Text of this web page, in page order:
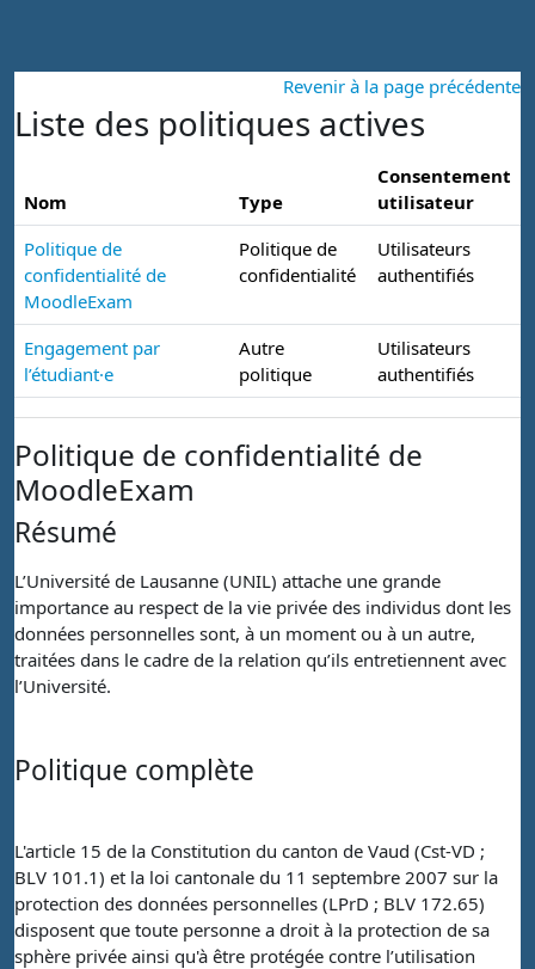
Revenir à la page précédente
Liste des politiques actives
Nom Type
Consentement
utilisateur
Politique de
confidentialité de
MoodleExam
Politique de
confidentialité
Utilisateurs
authentifiés
Engagement par
l’étudiant·e
Autre
politique
Utilisateurs
authentifiés
Politique de confidentialité de
MoodleExam
Résumé
L’Université de Lausanne (UNIL) attache une grande
importance au respect de la vie privée des individus dont les
données personnelles sont, à un moment ou à un autre,
traitées dans le cadre de la relation qu’ils entretiennent avec
l’Université.
Politique complète
L'article 15 de la Constitution du canton de Vaud (Cst-VD ;
BLV 101.1) et la loi cantonale du 11 septembre 2007 sur la
protection des données personnelles (LPrD ; BLV 172.65)
disposent que toute personne a droit à la protection de sa
sphère privée ainsi qu'à être protégée contre l’utilisation